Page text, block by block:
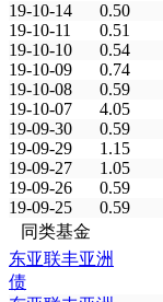
19-10-14
0.50
19-10-11
0.51
19-10-10
0.54
19-10-09
0.74
19-10-08
0.59
19-10-07
4.05
19-09-30
0.59
19-09-29
1.15
19-09-27
1.05
19-09-26
0.59
19-09-25
0.59
同类基金
东亚联丰亚洲
债